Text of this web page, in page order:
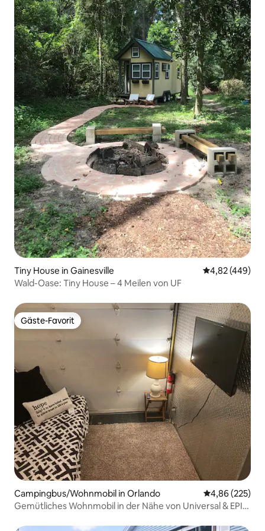
Tiny House in Gainesville
4,82 (449)
Wald-Oase: Tiny House – 4 Meilen von UF
Gäste-Favorit
Gäste-Favorit
Campingbus/Wohnmobil in Orlando
4,86 (225)
Gemütliches Wohnmobil in der Nähe von Universal & EPIC